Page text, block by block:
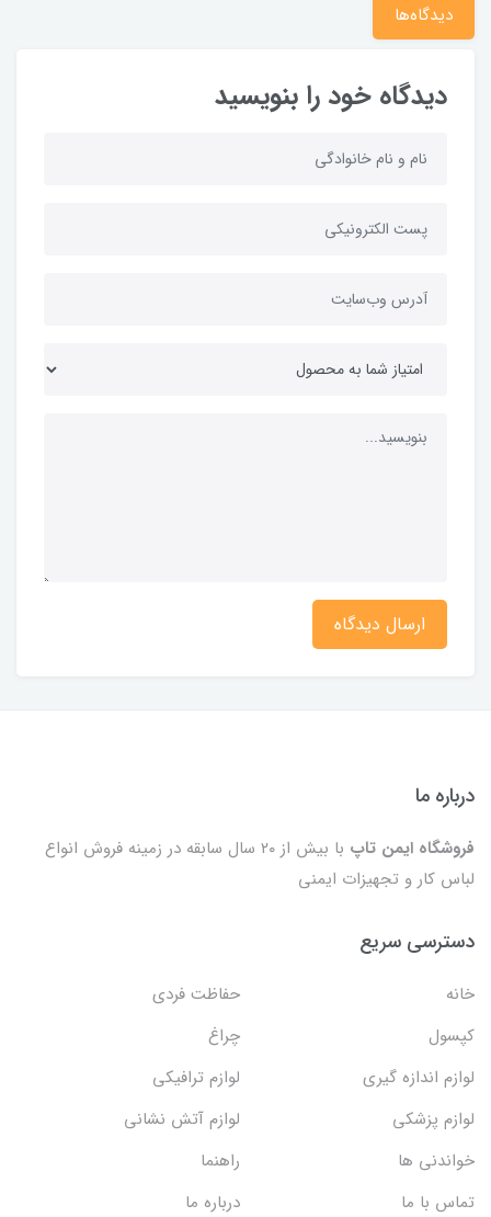
دیدگاه‌ها
دیدگاه خود را بنویسید
ارسال دیدگاه
درباره ما
فروشگاه ایمن تاپ
با بیش از ۲۰ سال سابقه در زمینه فروش انواع
لباس کار و تجهیزات ایمنی
دسترسی سریع
خانه
حفاظت فردی
کپسول
چراغ
لوازم اندازه گیری
لوازم ترافیکی
لوازم پزشکی
لوازم آتش نشانی
خواندنی ها
راهنما
تماس با ما
درباره ما